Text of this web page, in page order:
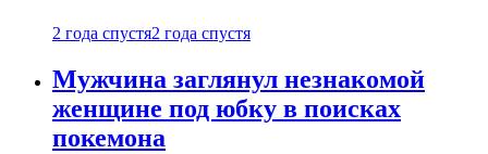
2 года спустя2 года спустя
Мужчина заглянул незнакомой
женщине под юбку в поисках
покемона